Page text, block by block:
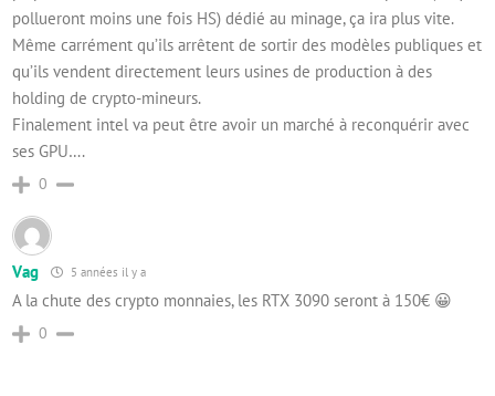
pollueront moins une fois HS) dédié au minage, ça ira plus vite.
Même carrément qu’ils arrêtent de sortir des modèles publiques et
qu’ils vendent directement leurs usines de production à des
holding de crypto-mineurs.
Finalement intel va peut être avoir un marché à reconquérir avec
ses GPU….
0
Vag 5 années il y a
A la chute des crypto monnaies, les RTX 3090 seront à 150€ 😀
0